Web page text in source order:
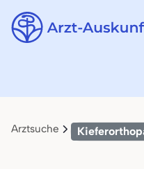
Arztsuche